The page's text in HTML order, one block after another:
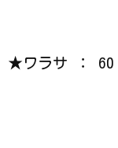
★ワラサ ：